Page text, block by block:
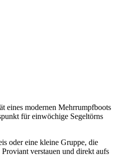
eines modernen Mehrrumpfboots
für einwöchige Segeltörns
oder eine kleine Gruppe, die
verstauen und direkt aufs